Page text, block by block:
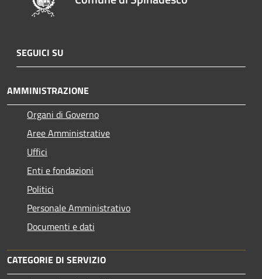
SEGUICI SU
AMMINISTRAZIONE
Organi di Governo
Aree Amministrative
Uffici
Enti e fondazioni
Politici
Personale Amministrativo
Documenti e dati
CATEGORIE DI SERVIZIO